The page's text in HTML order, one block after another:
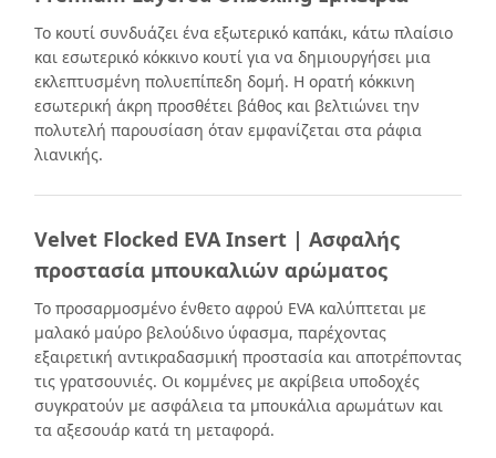
Το κουτί συνδυάζει ένα εξωτερικό καπάκι, κάτω πλαίσιο
και εσωτερικό κόκκινο κουτί για να δημιουργήσει μια
εκλεπτυσμένη πολυεπίπεδη δομή. Η ορατή κόκκινη
εσωτερική άκρη προσθέτει βάθος και βελτιώνει την
πολυτελή παρουσίαση όταν εμφανίζεται στα ράφια
λιανικής.
Velvet Flocked EVA Insert | Ασφαλής
προστασία μπουκαλιών αρώματος
Το προσαρμοσμένο ένθετο αφρού EVA καλύπτεται με
μαλακό μαύρο βελούδινο ύφασμα, παρέχοντας
εξαιρετική αντικραδασμική προστασία και αποτρέποντας
τις γρατσουνιές. Οι κομμένες με ακρίβεια υποδοχές
συγκρατούν με ασφάλεια τα μπουκάλια αρωμάτων και
τα αξεσουάρ κατά τη μεταφορά.